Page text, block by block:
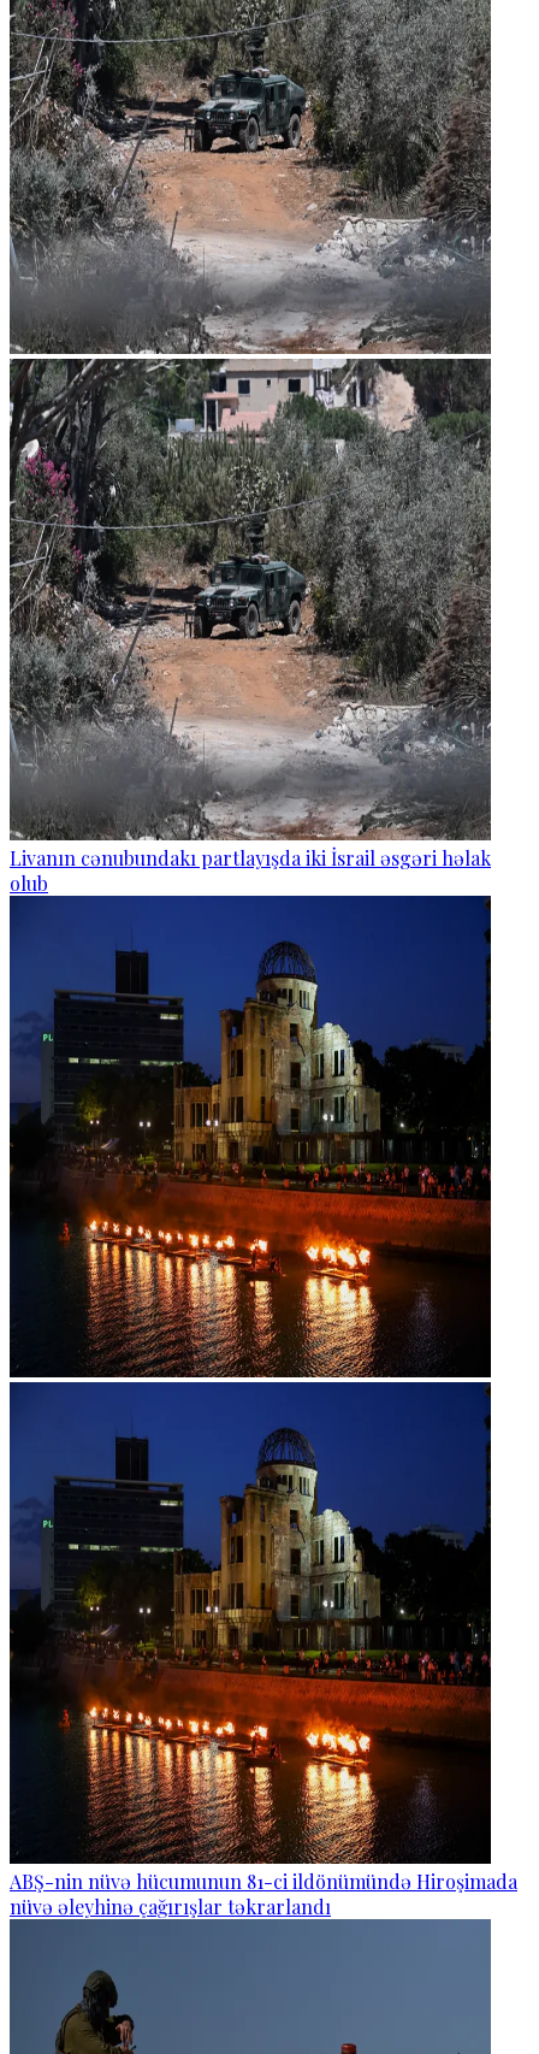
Livanın cənubundakı partlayışda iki İsrail əsgəri həlak
olub
ABŞ-nin nüvə hücumunun 81-ci ildönümündə Hiroşimada
nüvə əleyhinə çağırışlar təkrarlandı